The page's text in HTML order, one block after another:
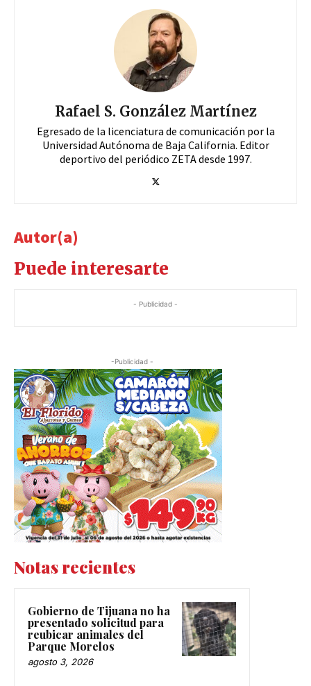
Rafael S. González Martínez
Egresado de la licenciatura de comunicación por la
Universidad Autónoma de Baja California. Editor
deportivo del periódico ZETA desde 1997.
Autor(a)
Puede interesarte
- Publicidad -
-Publicidad -
Notas recientes
Gobierno de Tijuana no ha
presentado solicitud para
reubicar animales del
Parque Morelos
agosto 3, 2026